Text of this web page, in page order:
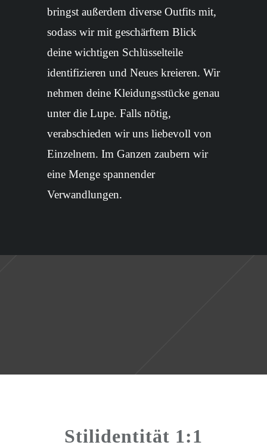
bringst außerdem diverse Outfits mit,
sodass wir mit geschärftem Blick
deine wichtigen Schlüsselteile
identifizieren und Neues kreieren. Wir
nehmen deine Kleidungsstücke genau
unter die Lupe. Falls nötig,
verabschieden wir uns liebevoll von
Einzelnem. Im Ganzen zaubern wir
eine Menge spannender
Verwandlungen.
Stilidentität 1:1